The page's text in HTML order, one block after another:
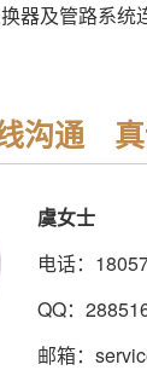
器及管路系统
沟通 真
虞女士
电话：
QQ：
邮箱：